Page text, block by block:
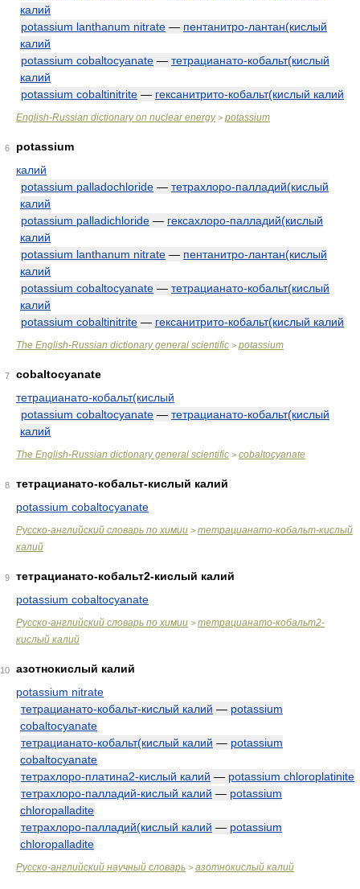
калий
potassium lanthanum nitrate — пентанитро-лантан(кислый
калий
potassium cobaltocyanate — тетрацианато-кобальт(кислый
калий
potassium cobaltinitrite — гексанитрито-кобальт(кислый калий
English-Russian dictionary on nuclear energy> potassium
6
potassium
калий
potassium palladochloride — тетрахлоро-палладий(кислый
калий
potassium palladichloride — гексахлоро-палладий(кислый
калий
potassium lanthanum nitrate — пентанитро-лантан(кислый
калий
potassium cobaltocyanate — тетрацианато-кобальт(кислый
калий
potassium cobaltinitrite — гексанитрито-кобальт(кислый калий
The English-Russian dictionary general scientific > potassium
7
cobaltocyanate
тетрацианато-кобальт(кислый
potassium cobaltocyanate — тетрацианато-кобальт(кислый
калий
The English-Russian dictionary general scientific > cobaltocyanate
8
тетрацианато-кобальт-кислый калий
potassium cobaltocyanate
Русско-английский словарь по химии > тетрацианато-кобальт-кислый
калий
9
тетрацианато-кобальт2-кислый калий
potassium cobaltocyanate
Русско-английский словарь по химии > тетрацианато-кобальт2-
кислый калий
10
азотнокислый калий
potassium nitrate
тетрацианато-кобальт-кислый калий — potassium
cobaltocyanate
тетрацианато-кобальт(кислый калий — potassium
cobaltocyanate
тетрахлоро-платина2-кислый калий — potassium chloroplatinite
тетрахлоро-палладий-кислый калий — potassium
chloropalladite
тетрахлоро-палладий(кислый калий — potassium
chloropalladite
Русско-английский научный словарь > азотнокислый калий